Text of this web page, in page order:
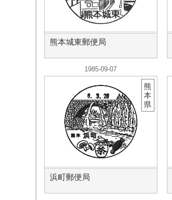
熊本城東郵便局
1985-09-07
浜町郵便局
熊
本
県